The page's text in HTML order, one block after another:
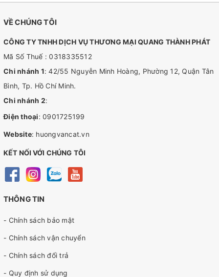
VỀ CHÚNG TÔI
CÔNG TY TNHH DỊCH VỤ THƯƠNG MẠI QUANG THÀNH PHÁT
Mã Số Thuế : 0318335512
Chi nhánh 1: 42/55 Nguyễn Minh Hoàng, Phường 12, Quận Tân
Bình, Tp. Hồ Chí Minh.
Chi nhánh 2:
Điện thoại: 0901725199
Website: huongvancat.vn
KẾT NỐI VỚI CHÚNG TÔI
THÔNG TIN
- Chính sách bảo mật
- Chính sách vận chuyển
- Chính sách đổi trả
- Quy định sử dụng